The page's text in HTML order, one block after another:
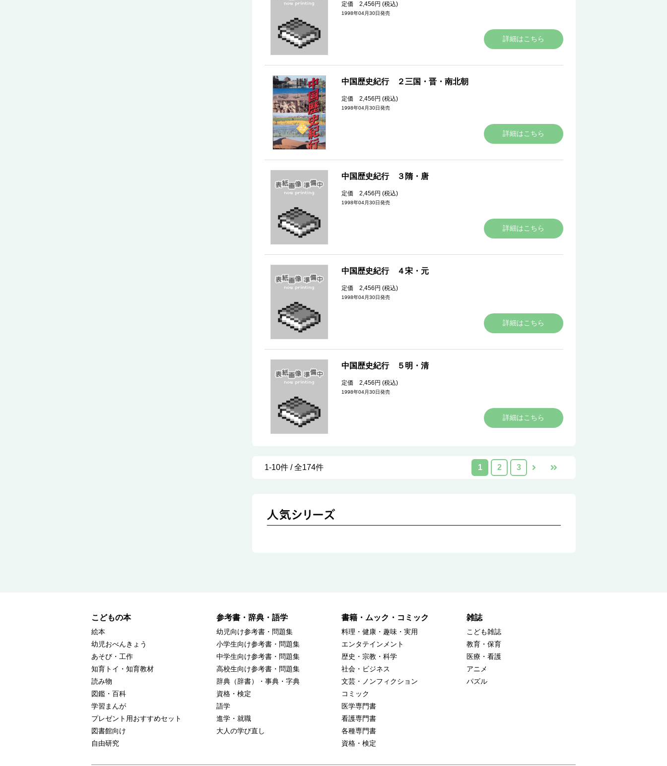
定価 2,456円 (税込)
1998年04月30日発売
詳細はこちら
中国歴史紀行 ２三国・晋・南北朝
定価 2,456円 (税込)
1998年04月30日発売
詳細はこちら
中国歴史紀行 ３隋・唐
定価 2,456円 (税込)
1998年04月30日発売
詳細はこちら
中国歴史紀行 ４宋・元
定価 2,456円 (税込)
1998年04月30日発売
詳細はこちら
中国歴史紀行 ５明・清
定価 2,456円 (税込)
1998年04月30日発売
詳細はこちら
1-10件 / 全174件 1 2 3
こどもの本
絵本
幼児おべんきょう
あそび・工作
知育トイ・知育教材
読み物
図鑑・百科
学習まんが
プレゼント用おすすめセット
図書館向け
自由研究
参考書・辞典・語学
幼児向け参考書・問題集
小学生向け参考書・問題集
中学生向け参考書・問題集
高校生向け参考書・問題集
辞典（辞書）・事典・字典
資格・検定
語学
進学・就職
大人の学び直し
書籍・ムック・コミック
料理・健康・趣味・実用
エンタテインメント
歴史・宗教・科学
社会・ビジネス
文芸・ノンフィクション
コミック
医学専門書
看護専門書
各種専門書
資格・検定
雑誌
こども雑誌
教育・保育
医療・看護
アニメ
パズル